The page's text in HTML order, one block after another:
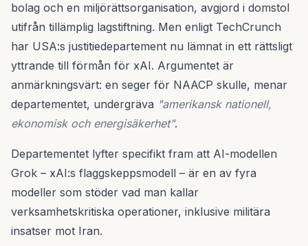
bolag och en miljörättsorganisation, avgjord i domstol
utifrån tillämplig lagstiftning. Men enligt TechCrunch
har USA:s justitiedepartement nu lämnat in ett rättsligt
yttrande till förmån för xAI. Argumentet är
anmärkningsvärt: en seger för NAACP skulle, menar
departementet, undergräva "amerikansk nationell,
ekonomisk och energisäkerhet".
Departementet lyfter specifikt fram att AI-modellen
Grok – xAI:s flaggskeppsmodell – är en av fyra
modeller som stöder vad man kallar
verksamhetskritiska operationer, inklusive militära
insatser mot Iran.